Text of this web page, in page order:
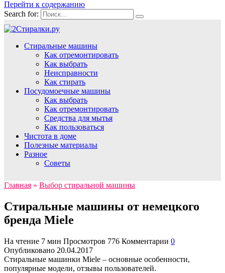
Перейти к содержанию
Search for:
Стиральные машины
Как отремонтировать
Как выбрать
Неисправности
Как стирать
Посудомоечные машины
Как выбрать
Как отремонтировать
Средства для мытья
Как пользоваться
Чистота в доме
Полезные материалы
Разное
Советы
Главная » Выбор стиральной машины
Стиральные машины от немецкого
бренда Miele
На чтение 7 мин Просмотров 776 Комментарии 0
Опубликовано 20.04.2017
Стиральные машинки Miele – основные особенности,
популярные модели, отзывы пользователей.